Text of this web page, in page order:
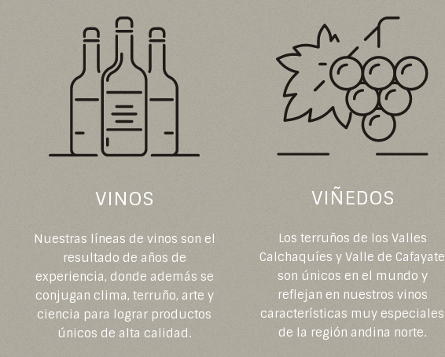
VINOS
Nuestras líneas de vinos son el
resultado de años de
experiencia, donde además se
conjugan clima, terruño, arte y
ciencia para lograr productos
únicos de alta calidad.
VIÑEDOS
Los terruños de los Valles
Calchaquíes y Valle de Cafayate
son únicos en el mundo y
reflejan en nuestros vinos
características muy especiales
de la región andina norte.